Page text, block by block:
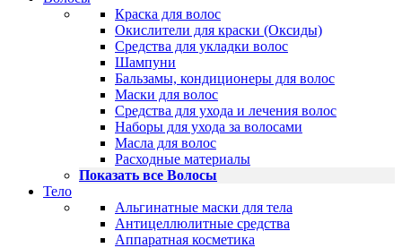
Краска для волос
Окислители для краски (Оксиды)
Средства для укладки волос
Шампуни
Бальзамы, кондиционеры для волос
Маски для волос
Средства для ухода и лечения волос
Наборы для ухода за волосами
Масла для волос
Расходные материалы
Показать все Волосы
Тело
Альгинатные маски для тела
Антицеллюлитные средства
Аппаратная косметика